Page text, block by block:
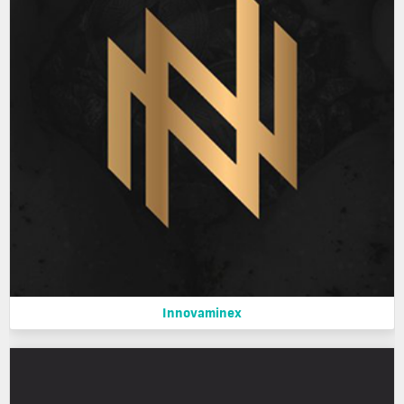
Innovaminex